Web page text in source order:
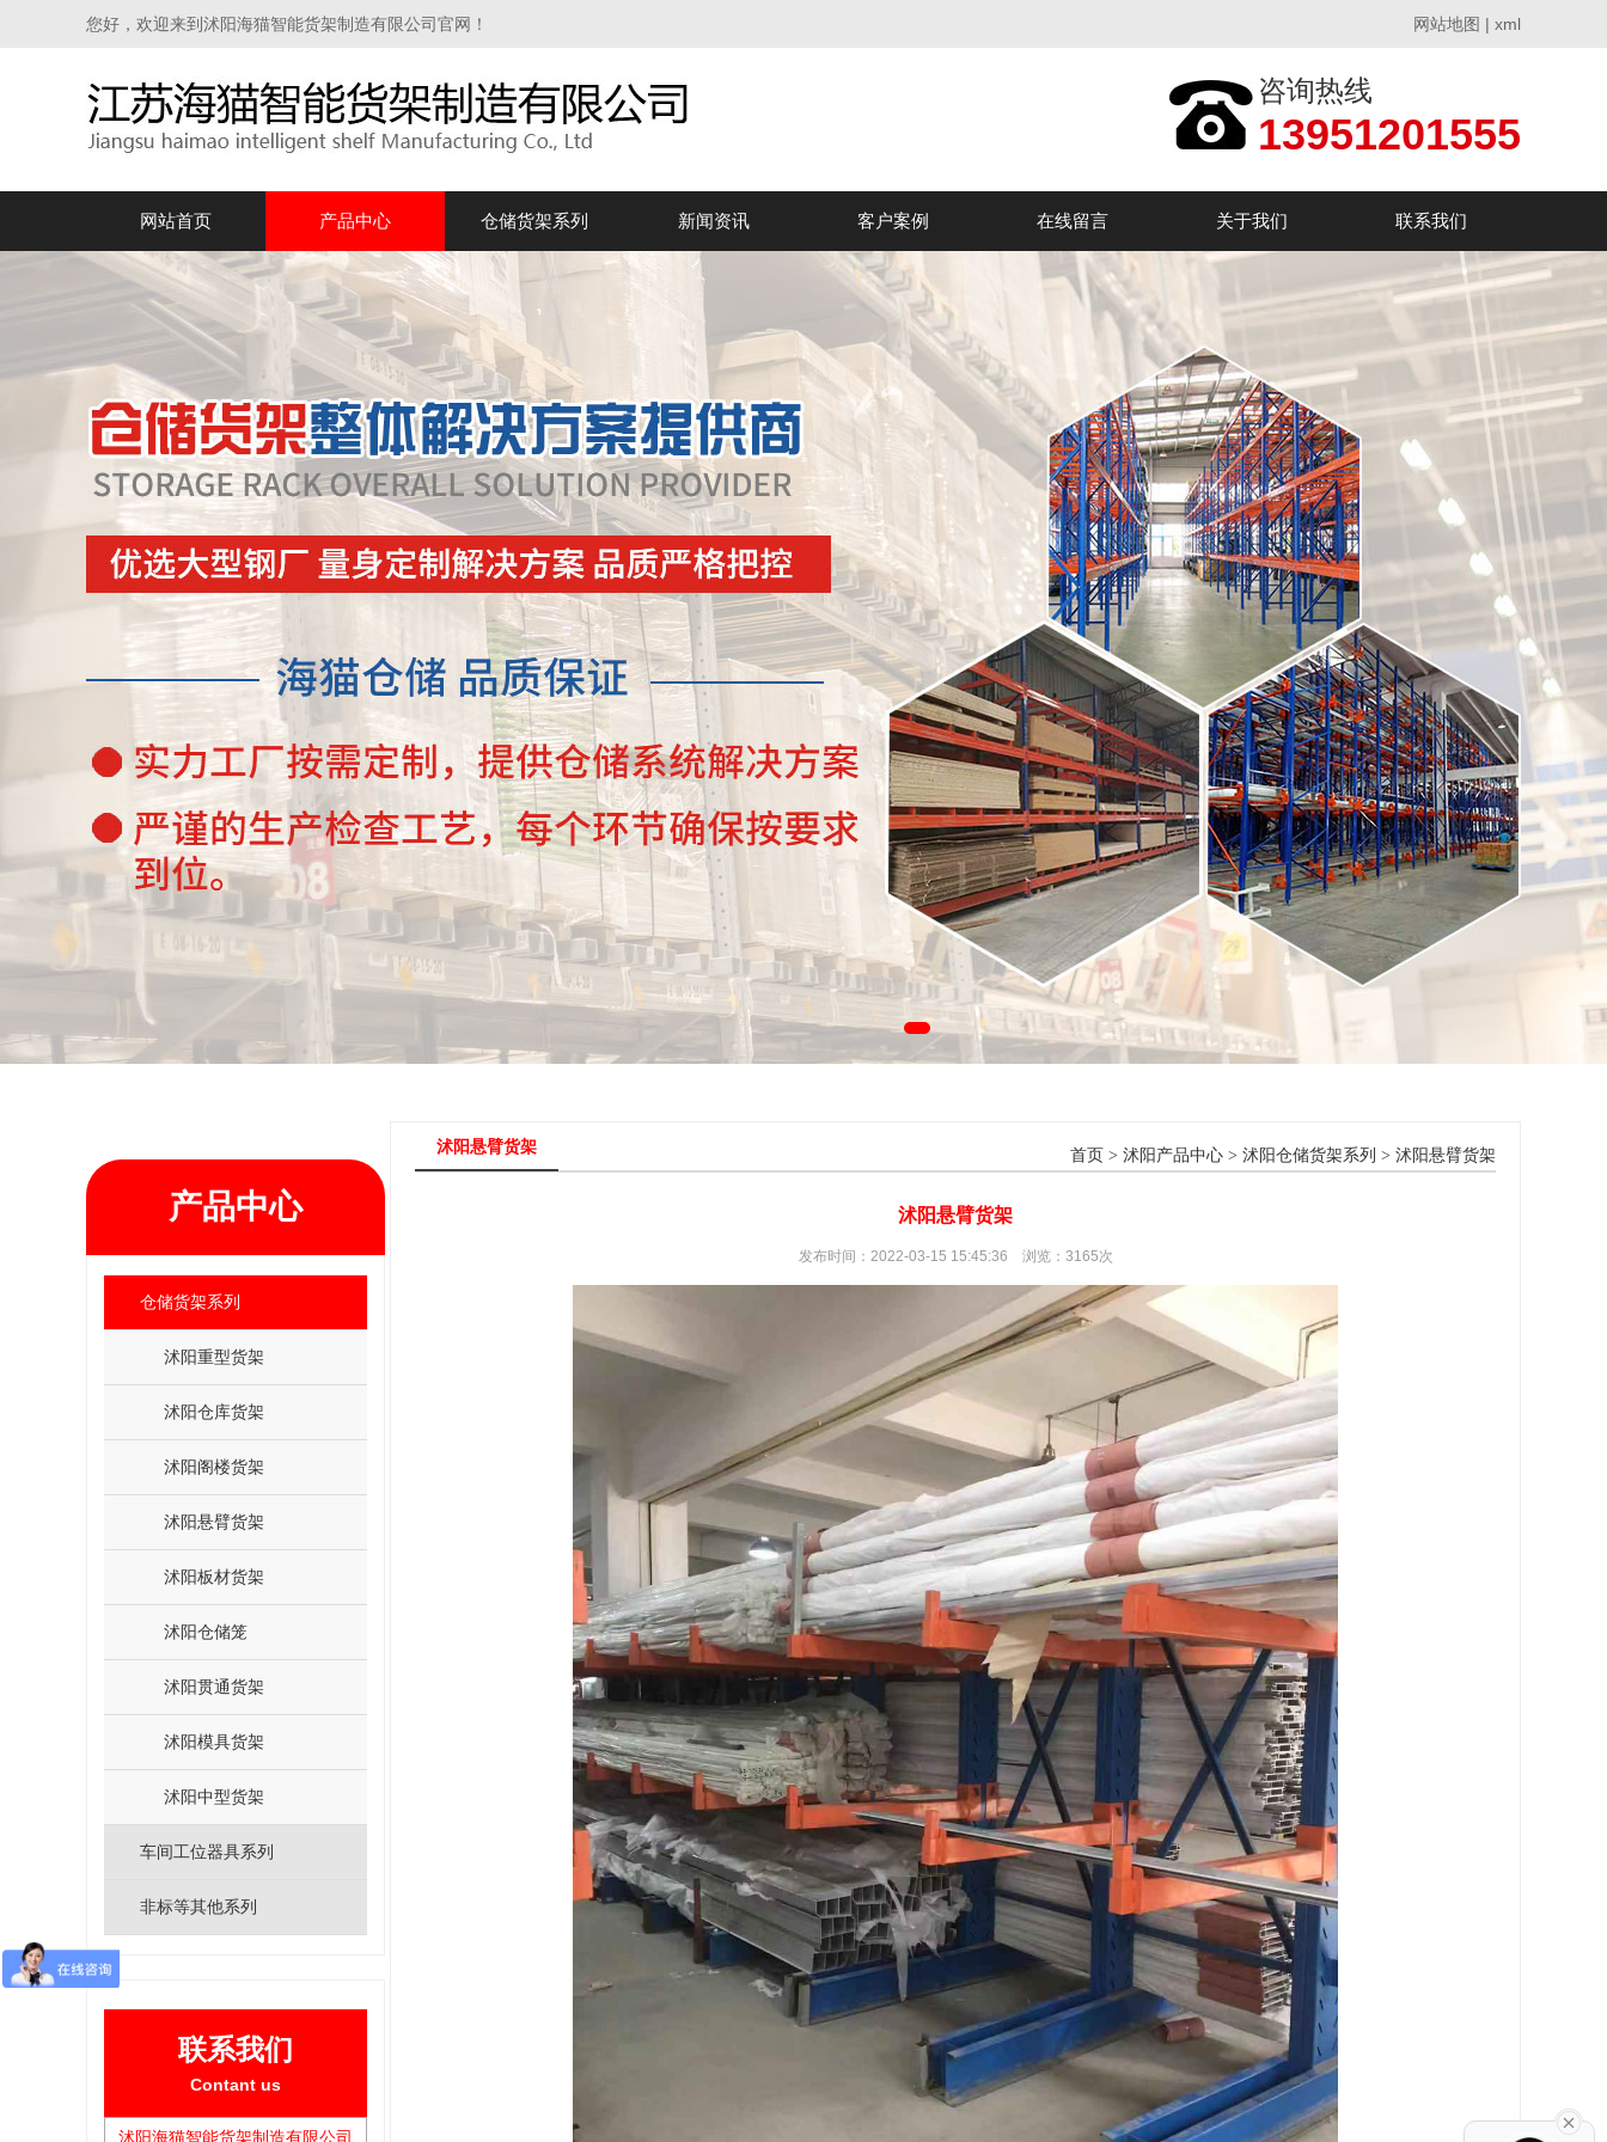
您好，欢迎来到沭阳海猫智能货架制造有限公司官网！ 网站地图 | xml
咨询热线
13951201555
网站首页 产品中心 仓储货架系列 新闻资讯 客户案例 在线留言 关于我们 联系我们
产品中心
仓储货架系列
沭阳重型货架
沭阳仓库货架
沭阳阁楼货架
沭阳悬臂货架
沭阳板材货架
沭阳仓储笼
沭阳贯通货架
沭阳模具货架
沭阳中型货架
车间工位器具系列
非标等其他系列
联系我们
Contant us
沭阳海猫智能货架制造有限公司
沭阳悬臂货架 首页 > 沭阳产品中心 > 沭阳仓储货架系列 > 沭阳悬臂货架
沭阳悬臂货架
发布时间：2022-03-15 15:45:36 浏览：3165次